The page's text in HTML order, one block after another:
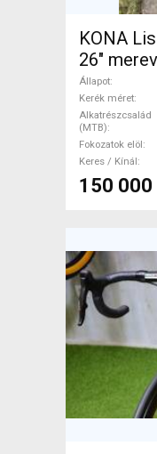
KONA
26"
használt
Állapot
Kerék méret
Alkatrészcsalád
(MTB)
Fokozatok elöl
Keres / Kínál
150 000